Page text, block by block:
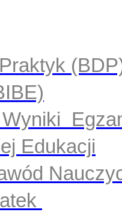
Edukacji